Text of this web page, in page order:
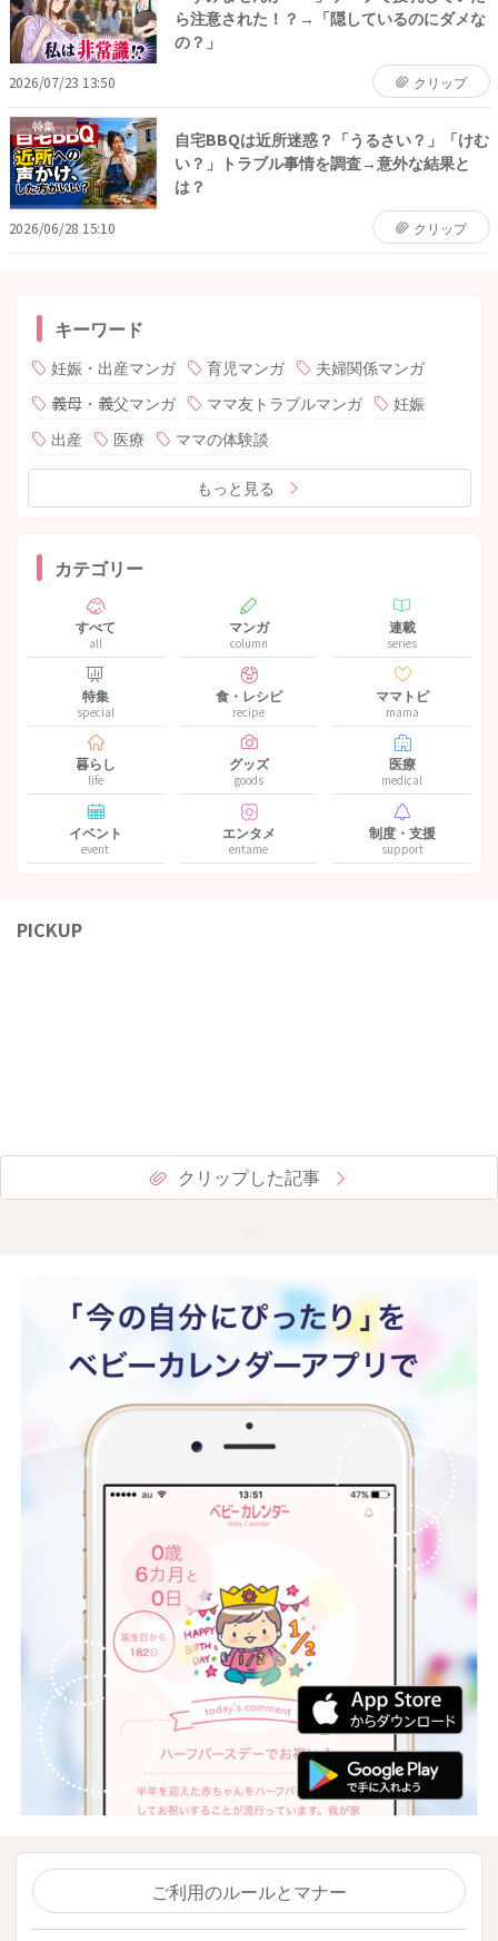
ら注意された！？→「隠しているのにダメな
の？」
2026/07/23 13:50 クリップ
特集
自宅BBQは近所迷惑？「うるさい？」「けむ
い？」トラブル事情を調査→意外な結果と
は？
2026/06/28 15:10 クリップ
キーワード
妊娠・出産マンガ 育児マンガ
夫婦関係マンガ
義母・義父マンガ
ママ友トラブルマンガ
妊娠
出産
医療 ママの体験談
もっと見る
カテゴリー
すべて
all
マンガ
column
連載
series
特集
special
食・レシピ
recipe
ママトピ
mama
暮らし
life
グッズ
goods
医療
medical
イベント
event
エンタメ
entame
制度・支援
support
PICKUP
クリップした記事
ご利用のルールとマナー